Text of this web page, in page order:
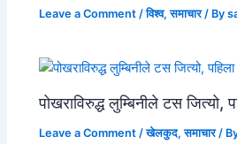
Leave a Comment /विश्व,समाचार/ By
पोखराविरुद्ध लुम्बिनीले टस जित्यो,
Leave a Comment /खेलकुद,समाचार/